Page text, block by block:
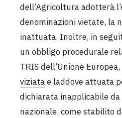
dell’Agricoltura adotterà
denominazioni vietate, la
inattuata. Inoltre, in
un obbligo procedurale
TRIS dell’Unione Europea,
viziatae laddove attuata
dichiarata inapplicabile
nazionale, come stabilito